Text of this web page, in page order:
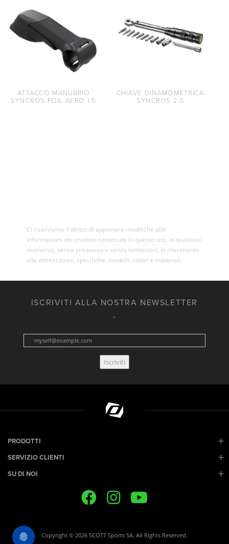
ATTACCO MANUBRIO
SYNCROS FOIL AERO 1.5
CHIAVE DINAMOMETRICA
SYNCROS 2.0
Ci riserviamo il diritto di apportare modifiche alle
informazioni dei prodotti contenute in questo sito, in qualsiasi
momento, senza preavviso e senza limitazioni, in riferimento
alle attrezzature, specifiche, modelli, colori e materiali.
ISCRIVITI ALLA NOSTRA NEWSLETTER
Iscriviti
PRODOTTI
SERVIZIO CLIENTI
SU DI NOI
Copyright © 2026 SCOTT Sports SA. All Rights Reserved.